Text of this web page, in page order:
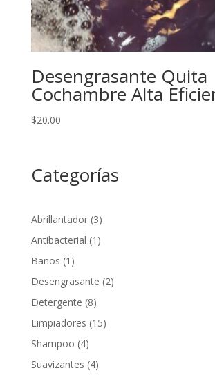
Desengrasante Quita
Cochambre Alta
$20.00
Categorías
Abrillantador 33
productos
Antibacterial 1 1
Banos 1 1
producto
Desengrasante 22
Detergente 88
productos
Limpiadores 1515
Shampoo 44
productos
Suavizantes 44